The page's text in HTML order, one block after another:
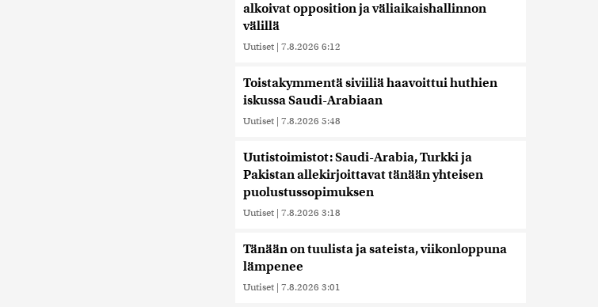
alkoivat opposition ja väliaikaishallinnon
välillä
Uutiset | 7.8.2026 6:12
Toistakymmentä siviiliä haavoittui huthien
iskussa Saudi-Arabiaan
Uutiset | 7.8.2026 5:48
Uutistoimistot: Saudi-Arabia, Turkki ja
Pakistan allekirjoittavat tänään yhteisen
puolustussopimuksen
Uutiset | 7.8.2026 3:18
Tänään on tuulista ja sateista, viikonloppuna
lämpenee
Uutiset | 7.8.2026 3:01